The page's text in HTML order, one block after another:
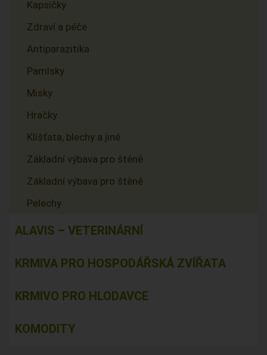
Kapsičky
Zdraví a péče
Antiparazitika
Pamlsky
Misky
Hračky
Klíšťata, blechy a jiné
Základní výbava pro štěně
Základní výbava pro štěně
Pelechy
ALAVIS – VETERINÁRNÍ
KRMIVA PRO HOSPODÁŘSKÁ ZVÍŘATA
KRMIVO PRO HLODAVCE
KOMODITY